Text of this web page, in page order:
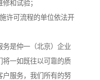
和试验；
许可流程的单位依法开
是仲一（北京）企业
将一如既往以可靠的质
户服务，我们所有的努